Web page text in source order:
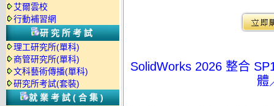
艾爾雲校
行動補習網
研究所考試
理工研究所(單科)
商管研究所(單科)
文科藝術傳播(單科)
研究所考試(套裝)
就業考試(合集)
SolidWorks 2026 整合
體